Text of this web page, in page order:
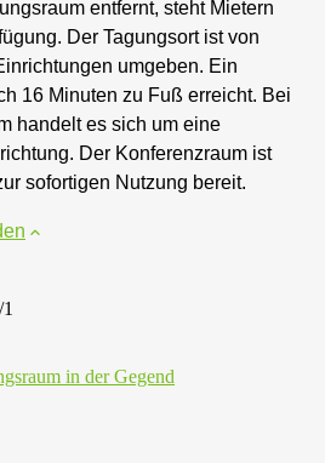
entfernt, steht Mietern
Der Tagungsort ist von
umgeben. Ein
16 Minuten zu Fuß erreicht. Bei
handelt es sich um eine
Der Konferenzraum ist
sofortigen Nutzung bereit.
in der Gegend